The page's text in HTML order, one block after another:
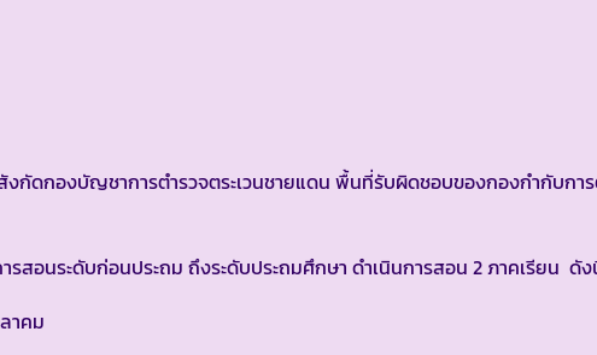
ดกองบัญชาการตำรวจตระเวนชายแดน พื้นที่รับผิดชอบของกองกำกับการ
อนระดับก่อนประถม ถึงระดับประถมศึกษา ดำเนินการสอน 2 ภาคเรียน ดั
คม